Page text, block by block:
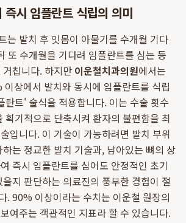
시 임플란트 식립의 의미
는 발치 후 잇몸이 아물기를 수개월 기다
또 수개월을 기다려 임플란트를 심는 등
칩니다. 하지만 이운철치과의원에서는
상에서 발치와 동시에 임플란트를 식립
란트' 술식을 적용합니다. 이는 수술 횟수
획기적으로 단축시켜 환자의 불편함을 최
입니다. 이 기술이 가능하려면 발치 부위
는 정교한 발치 기술과, 남아있는 뼈의 상
즉시 임플란트를 심어도 안정적인 초기
지 판단하는 의료진의 풍부한 경험이 절
. 90% 이상이라는 수치는 이운철 원장의
여주는 객관적인 지표라 할 수 있습니다.